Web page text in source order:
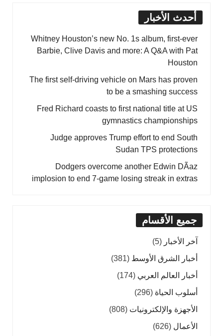
أحدث الأخبار
Whitney Houston’s new No. 1s album, first-ever
Barbie, Clive Davis and more: A Q&A with Pat
Houston
The first self-driving vehicle on Mars has proven
to be a smashing success
Fred Richard coasts to first national title at US
gymnastics championships
Judge approves Trump effort to end South
Sudan TPS protections
Dodgers overcome another Edwin DÃ­az
implosion to end 7-game losing streak in extras
جميع الأقسام
آخر الأخبار (5)
أخبار الشرق الأوسط (381)
أخبار العالم العربي (174)
أسلوب الحياة (296)
الأجهزة والإلكترونيات (808)
الأعمال (626)